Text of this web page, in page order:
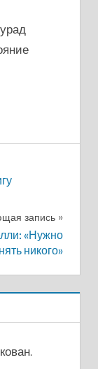
запись
«Нужно
никого»